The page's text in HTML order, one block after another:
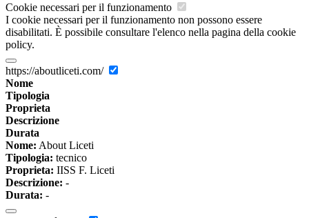
Cookie necessari per il funzionamento
I cookie necessari per il funzionamento non possono essere
disabilitati. È possibile consultare l'elenco nella pagina della cookie
policy.
https://aboutliceti.com/
Nome
Tipologia
Proprieta
Descrizione
Durata
Nome: About Liceti
Tipologia: tecnico
Proprieta: IISS F. Liceti
Descrizione: -
Durata: -